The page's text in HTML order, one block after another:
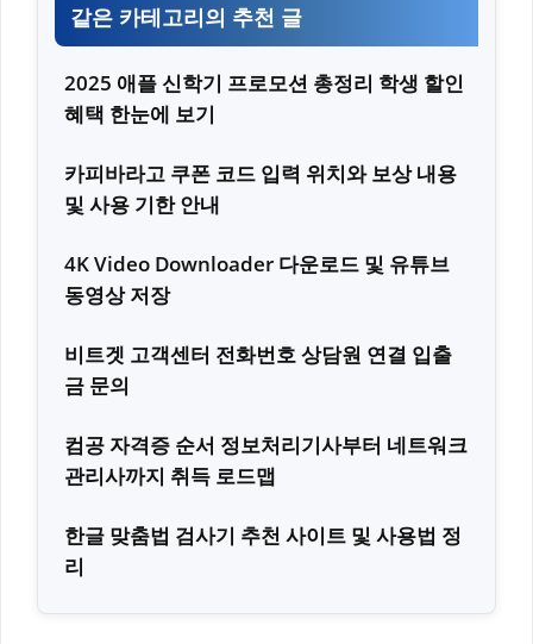
같은 카테고리의 추천 글
2025 애플 신학기 프로모션 총정리 학생 할인
혜택 한눈에 보기
카피바라고 쿠폰 코드 입력 위치와 보상 내용
및 사용 기한 안내
4K Video Downloader 다운로드 및 유튜브
동영상 저장
비트겟 고객센터 전화번호 상담원 연결 입출
금 문의
컴공 자격증 순서 정보처리기사부터 네트워크
관리사까지 취득 로드맵
한글 맞춤법 검사기 추천 사이트 및 사용법 정
리